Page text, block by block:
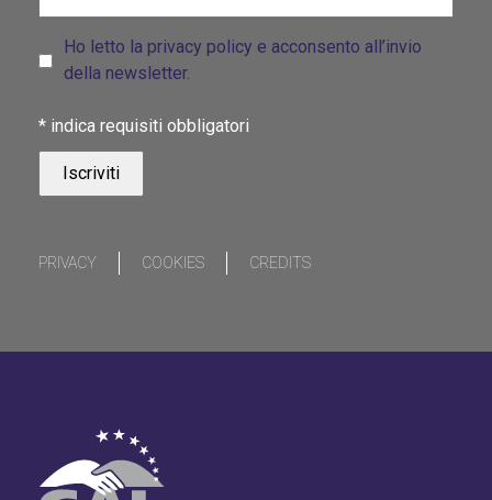
Ho letto la privacy policy e acconsento all’invio
della newsletter.
* indica requisiti obbligatori
PRIVACY COOKIES CREDITS